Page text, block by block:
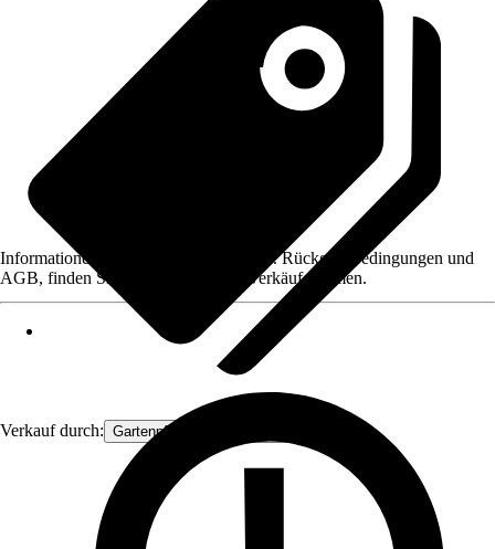
Verkauf durch: Gartenpflanzen Ammerland
Informationen des Verkäufers, wie z. B. Rückgabebedingungen und
AGB, finden Sie bei Klick auf den Verkäufernamen.